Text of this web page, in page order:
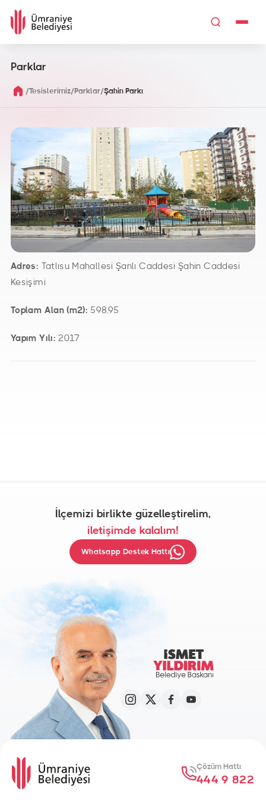
Parklar
/Tesislerimiz/Parklar/Şahin Parkı
Adres: Tatlısu MahallesiŞanlı Caddesi ŞahinCaddesi
Kesişimi
Toplam Alan (m2): 598,95
Yapım Yılı:2017
İlçemizi birlikte güzelleştirelim,
iletişimde kalalım!
Whatsapp Destek Hattı
Çözüm Hattı
444 9 822